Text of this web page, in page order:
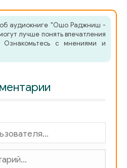
аудиокниге "Ошо Раджниш -
лучше понять впечатления
с мнениями и